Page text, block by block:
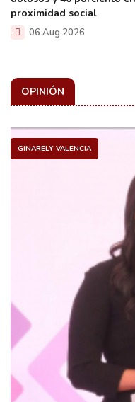
proximidad social
06 Aug 2026
OPINIÓN
GINARELY VALENCIA